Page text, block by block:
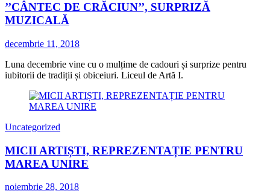
’’CÂNTEC DE CRĂCIUN’’, SURPRIZĂ
MUZICALĂ
decembrie 11, 2018
Luna decembrie vine cu o mulțime de cadouri și surprize pentru
iubitorii de tradiții și obiceiuri. Liceul de Artă I.
Uncategorized
MICII ARTIȘTI, REPREZENTAȚIE PENTRU
MAREA UNIRE
noiembrie 28, 2018